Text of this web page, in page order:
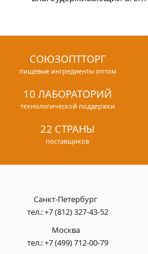
СОЮЗОПТТОРГ
пищевые ингредиенты оптом
10 ЛАБОРАТОРИЙ
технологической поддержки
22 СТРАНЫ
поставщиков
Санкт-Петербург
тел.:+7 (812) 327-43-52
Москва
тел.:+7 (499) 712-00-79